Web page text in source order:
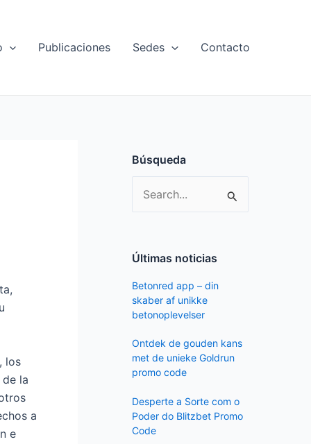
Publicaciones Sedes Contacto
los
la
a
e
Búsqueda
r
f
:
Últimas noticias
Betonred app – din
skaber af unikke
betonoplevelser
Ontdek de gouden kans
met de unieke Goldrun
promo code
Desperte a Sorte com o
Poder do Blitzbet Promo
Code